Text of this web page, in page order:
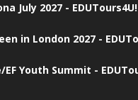
July 2027 - EDUTours4U!
in London 2027 -
EF Youth Summit -